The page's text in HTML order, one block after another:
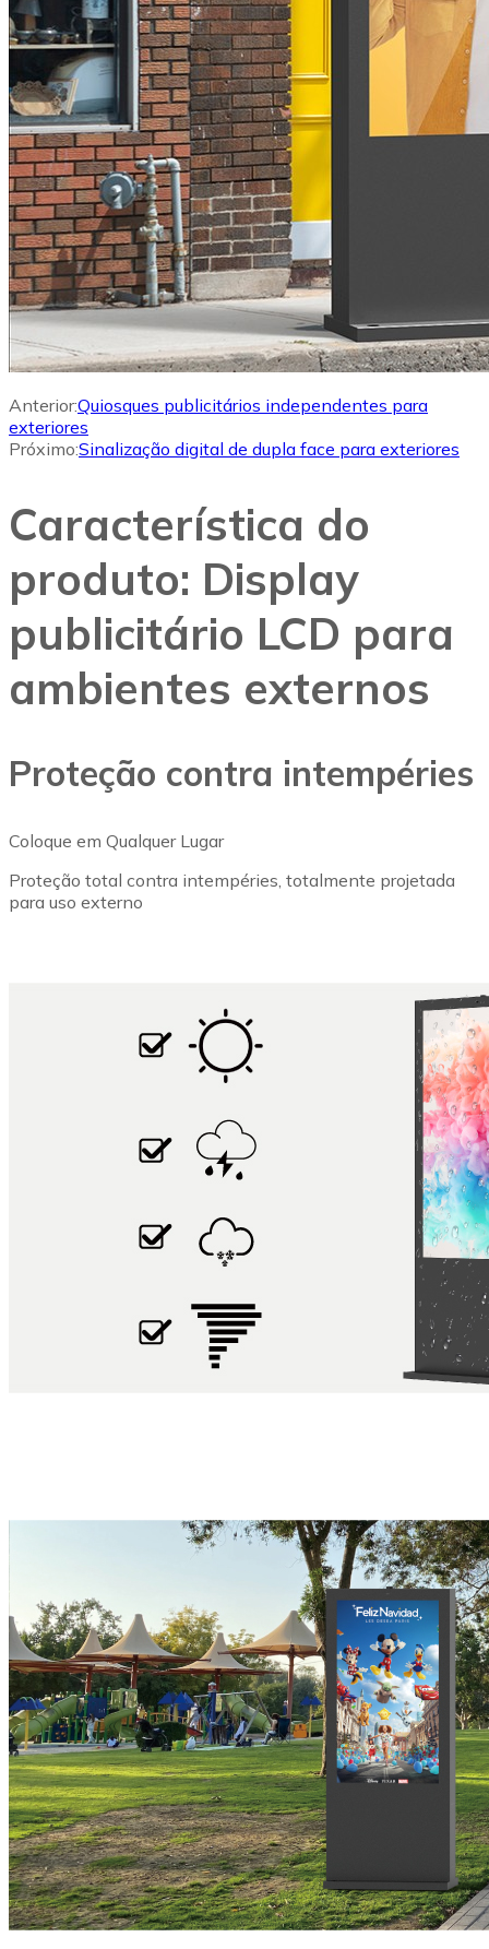
Anterior:Quiosques publicitários independentes para
exteriores
Próximo:Sinalização digital de dupla face para exteriores
Característica do
produto: Display
publicitário LCD para
ambientes externos
Proteção contra intempéries
Coloque em Qualquer Lugar
Proteção total contra intempéries, totalmente projetada
para uso externo